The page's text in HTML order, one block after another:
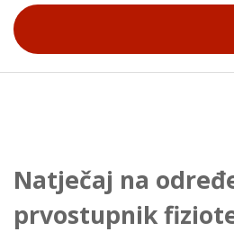
Natječaj na
prvostupnik